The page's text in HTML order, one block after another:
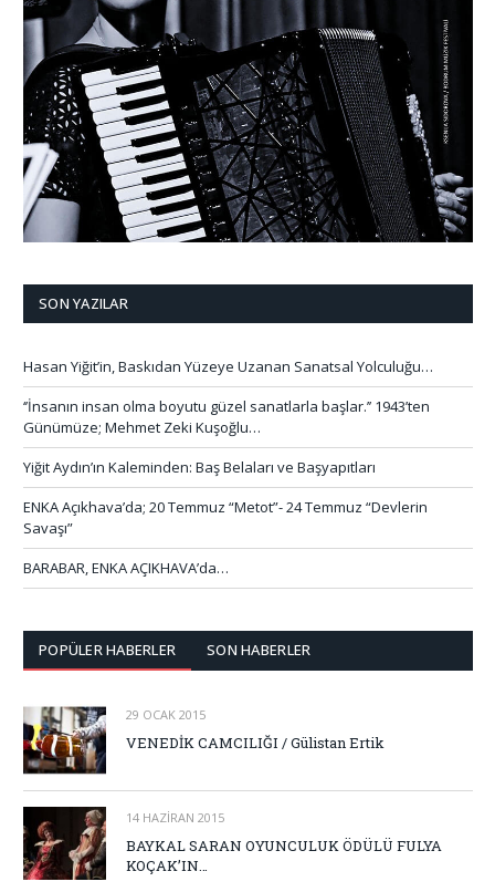
SON YAZILAR
Hasan Yiğit’in, Baskıdan Yüzeye Uzanan Sanatsal Yolculuğu…
‘’İnsanın insan olma boyutu güzel sanatlarla başlar.’’ 1943’ten
Günümüze; Mehmet Zeki Kuşoğlu…
Yiğit Aydın’ın Kaleminden: Baş Belaları ve Başyapıtları
ENKA Açıkhava’da; 20 Temmuz “Metot”- 24 Temmuz “Devlerin
Savaşı”
BARABAR, ENKA AÇIKHAVA’da…
POPÜLER HABERLER SON HABERLER
29 OCAK 2015
VENEDİK CAMCILIĞI / Gülistan Ertik
14 HAZIRAN 2015
BAYKAL SARAN OYUNCULUK ÖDÜLÜ FULYA
KOÇAK’IN…